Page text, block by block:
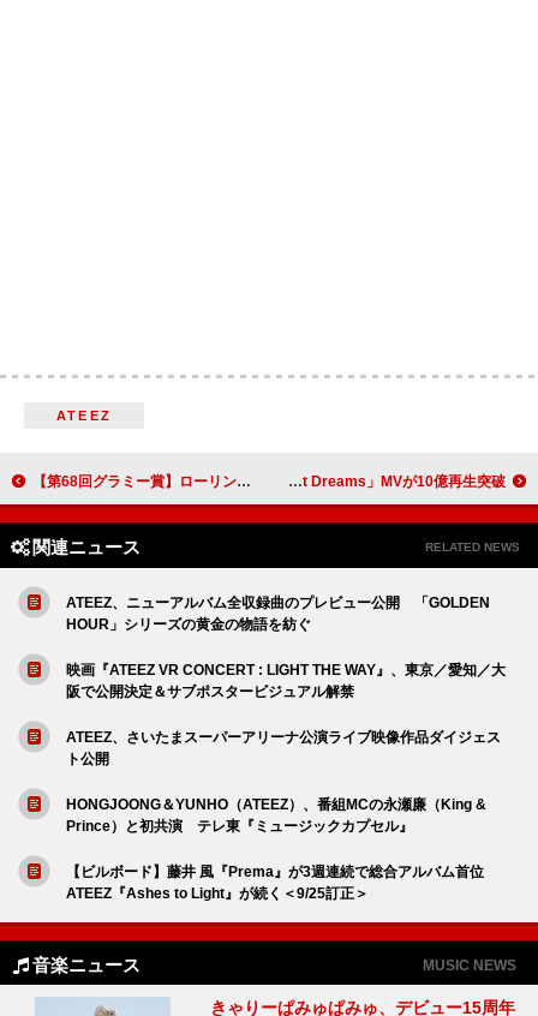
ATEEZ
【第68回グラミー賞】ローリン・ヒル／ポスト・マローン／スラッシュらが追悼コーナーでパフォーマンス テイラー・スウィフト、「Wildest Dreams」MVが10億再生突破
関連ニュース RELATED NEWS
ATEEZ、ニューアルバム全収録曲のプレビュー公開 「GOLDEN
HOUR」シリーズの黄金の物語を紡ぐ
映画『ATEEZ VR CONCERT : LIGHT THE WAY』、東京／愛知／大
阪で公開決定＆サブポスタービジュアル解禁
ATEEZ、さいたまスーパーアリーナ公演ライブ映像作品ダイジェス
ト公開
HONGJOONG＆YUNHO（ATEEZ）、番組MCの永瀬廉（King &
Prince）と初共演 テレ東『ミュージックカプセル』
【ビルボード】藤井 風『Prema』が3週連続で総合アルバム首位
ATEEZ『Ashes to Light』が続く＜9/25訂正＞
音楽ニュース MUSIC NEWS
きゃりーぱみゅぱみゅ、デビュー15周年